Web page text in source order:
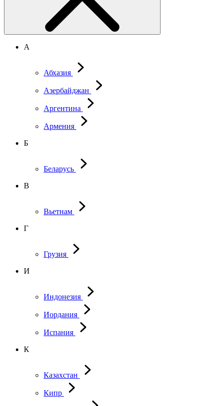
А
Абхазия
Азербайджан
Аргентина
Армения
Б
Беларусь
В
Вьетнам
Г
Грузия
И
Индонезия
Иордания
Испания
К
Казахстан
Кипр